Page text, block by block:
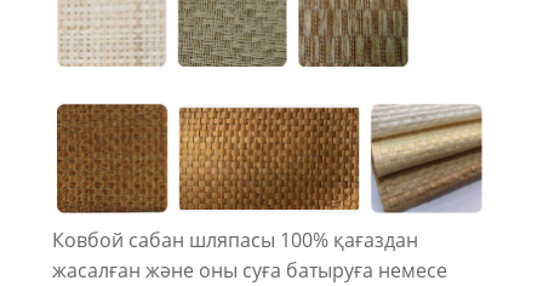
Ковбой сабан шляпасы 100% қағаздан
жасалған және оны суға батыруға немесе